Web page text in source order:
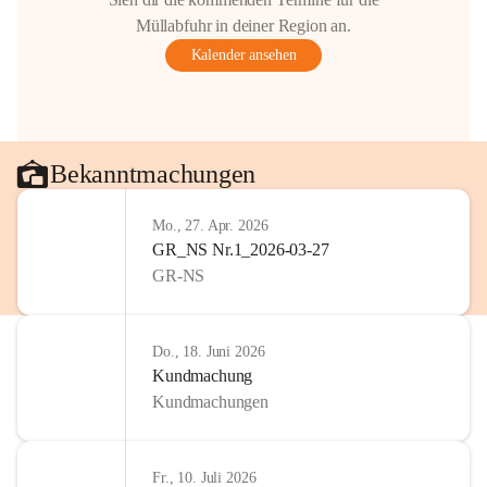
Müllabfuhr in deiner Region an.
Kalender ansehen
Bekanntmachungen
Mo., 27. Apr. 2026
GR_NS Nr.1_2026-03-27
GR-NS
Do., 18. Juni 2026
Kundmachung
Kundmachungen
Fr., 10. Juli 2026